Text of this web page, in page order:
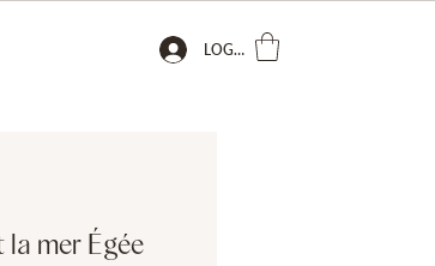
LOGIN
mer Égée